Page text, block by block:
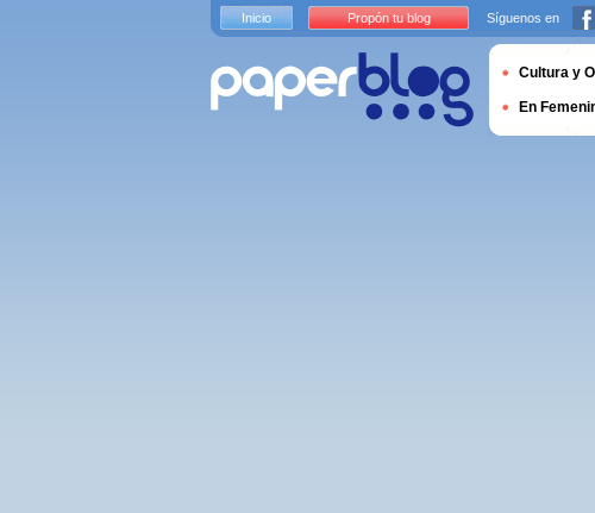
Inicio Propón tu blog Síguenos en
Cultura y
En